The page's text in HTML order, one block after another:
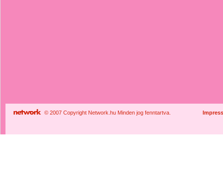
© 2007 Copyright Network.hu Minden jog fenntartva.